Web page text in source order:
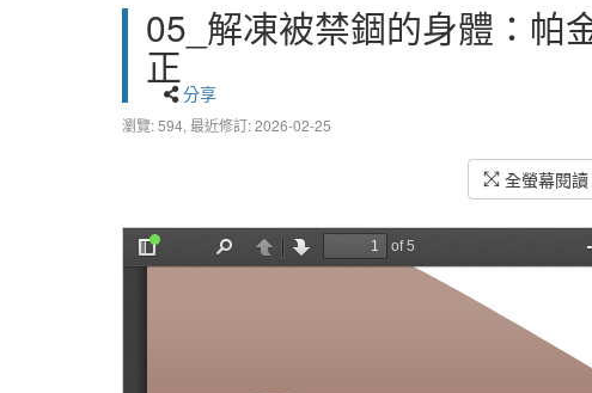
05_解凍被禁錮的身體：帕
正
分享
瀏覽: 594, 最近修訂: 2026-02-25
全螢幕閱讀